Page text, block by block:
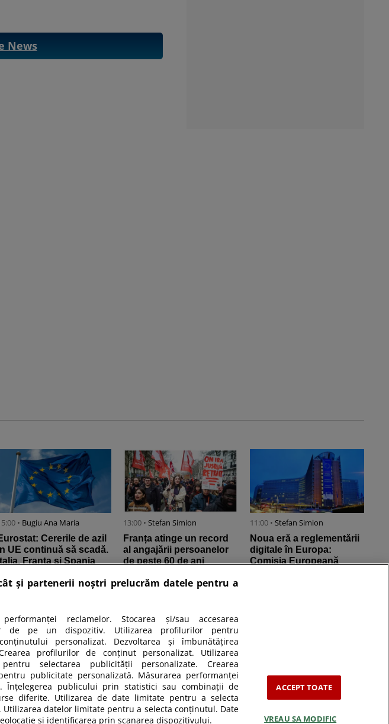
News
• Bugiu ⁠Ana Maria
Cererile de azil
UE continuă să scadă.
Franța și Spania
13:00 •Stefan Simion
Franța atinge un record
al angajării persoanelor
de peste 60 de ani
11:00 • Stefan Simion
Noua eră a reglementării
digitale în Europa:
Comisia Europeană
și partenerii noștri prelucrăm datele pentru a
performanței reclamelor. Stocarea și/sau accesarea
de pe un dispozitiv. Utilizarea profilurilor pentru
personalizat. Dezvoltarea și îmbunătățirea
profilurilor de conținut personalizat. Utilizarea
selectarea publicității personalizate. Crearea
publicitate personalizată. Măsurarea performanței
Înțelegerea publicului prin statistici sau combinații de
diferite. Utilizarea de date limitate pentru a selecta
Utilizarea datelor limitate pentru a selecta conținutul. Date
și identificarea prin scanarea dispozitivului.
ACCEPT TOATE
VREAU SA MODIFIC